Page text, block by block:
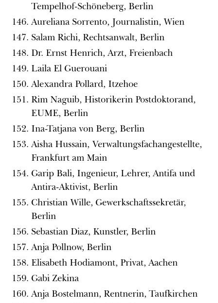
Tempelhof-Schöneberg, Berlin
Aureliana Sorrento, Journalistin, Wien
Salam Richi, Rechtsanwalt, Berlin
Dr. Ernst Henrich, Arzt, Freienbach
Laila El Guerouani
Alexandra Pollard, Itzehoe
Rim Naguib, Historikerin Postdoktorand,
EUME, Berlin
Ina-Tatjana von Berg, Berlin
Aisha Hussain, Verwaltungsfachangestellte,
Frankfurt am Main
Garip Bali, Ingenieur, Lehrer, Antifa und
Antira-Aktivist, Berlin
Christian Wille, Gewerkschaftssekretär,
Berlin
Sebastian Diaz, Kunstler, Berlin
Anja Pollnow, Berlin
Elisabeth Hodiamont, Privat, Aachen
Gabi Zekina
Anja Bostelmann, Rentnerin, Taufkirchen